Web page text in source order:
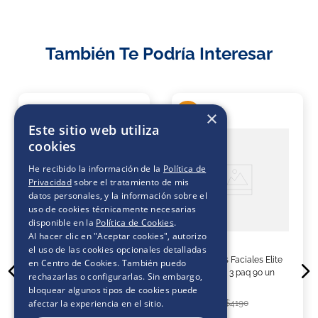
También Te Podría Interesar
Pañuelos Faciales Elite
Toda ocasión Pack x3 50
un
Pañuelos Faciales Elite
Diseño 3 paq 90 un
$4190
×
Este sitio web utiliza
cookies
He recibido la información de la Política de
Privacidadsobre el tratamiento de mis
datos personales, y la información sobre el
uso de cookies técnicamente necesarias
disponible en la Política de Cookies.
Al hacer clic en "Aceptar cookies", autorizo
el uso de las cookies opcionales detalladas
en Centro de Cookies. También puedo
rechazarlas o configurarlas. Sin embargo,
bloquear algunos tipos de cookies puede
afectar la experiencia en el sitio.